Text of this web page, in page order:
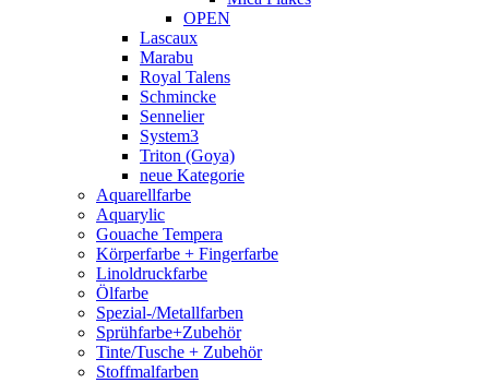
OPEN
Lascaux
Marabu
Royal Talens
Schmincke
Sennelier
System3
Triton (Goya)
neue Kategorie
Aquarellfarbe
Aquarylic
Gouache Tempera
Körperfarbe + Fingerfarbe
Linoldruckfarbe
Ölfarbe
Spezial-/Metallfarben
Sprühfarbe+Zubehör
Tinte/Tusche + Zubehör
Stoffmalfarben